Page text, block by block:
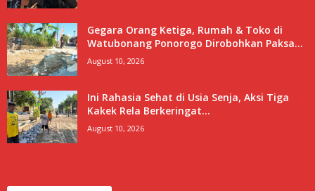
Gegara Orang Ketiga, Rumah & Toko di
Watubonang Ponorogo Dirobohkan Paksa...
August 10, 2026
Ini Rahasia Sehat di Usia Senja, Aksi Tiga
Kakek Rela Berkeringat...
August 10, 2026